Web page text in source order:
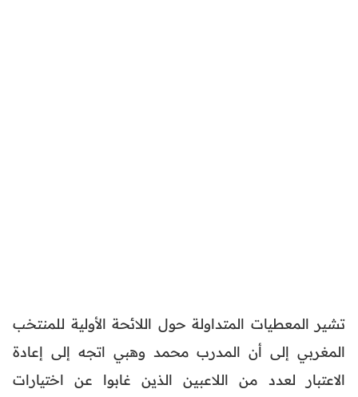
تشير المعطيات المتداولة حول اللائحة الأولية للمنتخب
المغربي إلى أن المدرب محمد وهبي اتجه إلى إعادة
الاعتبار لعدد من اللاعبين الذين غابوا عن اختيارات